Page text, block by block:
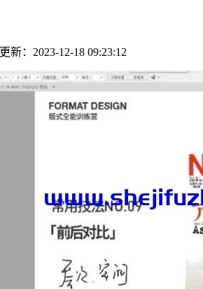
更新：2023-12-18 09:23:12